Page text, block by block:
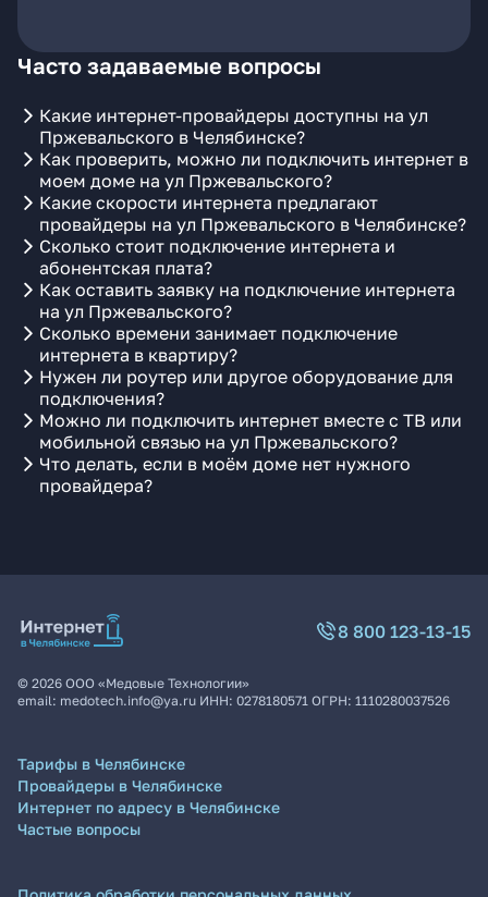
Часто задаваемые вопросы
Какие интернет-провайдеры доступны на ул
Пржевальского в Челябинске?
Как проверить, можно ли подключить интернет в
моем доме на ул Пржевальского?
Какие скорости интернета предлагают
провайдеры на ул Пржевальского в Челябинске?
Сколько стоит подключение интернета и
абонентская плата?
Как оставить заявку на подключение интернета
на ул Пржевальского?
Сколько времени занимает подключение
интернета в квартиру?
Нужен ли роутер или другое оборудование для
подключения?
Можно ли подключить интернет вместе с ТВ или
мобильной связью на ул Пржевальского?
Что делать, если в моём доме нет нужного
провайдера?
8 800 123-13-15
© 2026 ООО «Медовые Технологии»
email: medotech.info@ya.ru ИНН: 0278180571 ОГРН: 1110280037526
Тарифы в Челябинске
Провайдеры в Челябинске
Интернет по адресу в Челябинске
Частые вопросы